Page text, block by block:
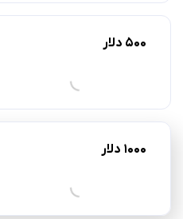
۵۰۰ دلار
۱۰۰۰ دلار